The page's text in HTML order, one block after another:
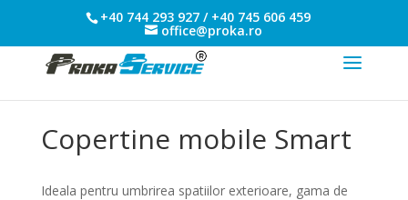
+40 744 293 927 / +40 745 606 459
office@proka.ro
Copertine mobile Smart
Ideala pentru umbrirea spatiilor exterioare, gama de